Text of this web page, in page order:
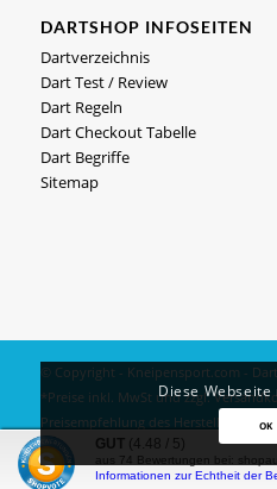
DARTSHOP INFOSEITEN
Dartverzeichnis
Dart Test / Review
Dart Regeln
Dart Checkout Tabelle
Dart Begriffe
Sitemap
© Copyright - Kneipensport.com -
*Preise inkl. MwSt und zzgl.
Preisempfehlung des Herstellers
Impressum| Datenschutz
Diese
OK
GUT (4.48 / 5)
aus 74 Bewertungen bei:
Informationen zur Echtheit der